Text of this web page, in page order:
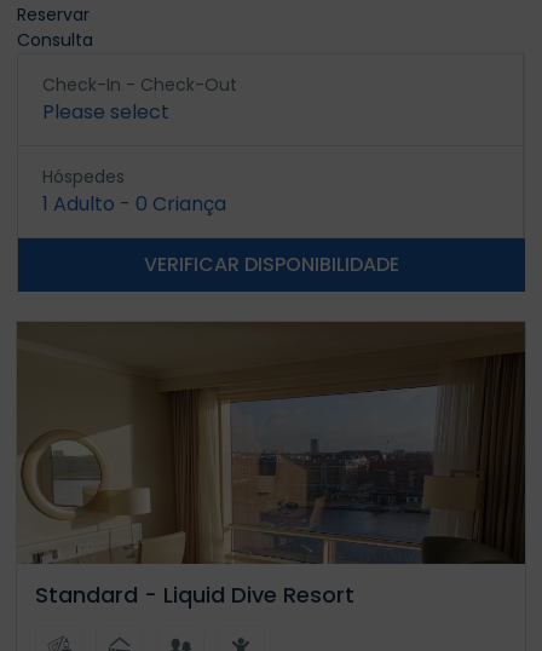
Reservar
Consulta
Check-In - Check-Out
Please select
Hóspedes
1 Adulto - 0 Criança
VERIFICAR DISPONIBILIDADE
Standard - Liquid Dive Resort